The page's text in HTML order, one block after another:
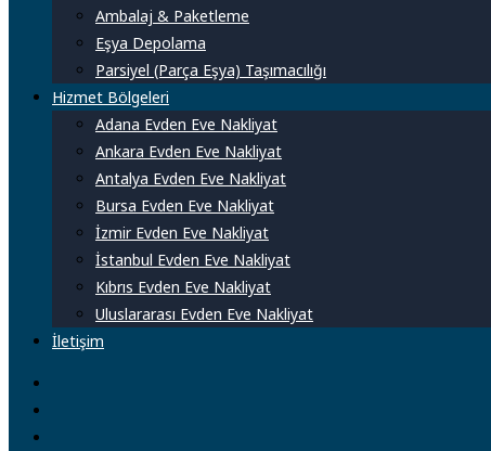
Ambalaj & Paketleme
Eşya Depolama
Parsiyel (Parça Eşya) Taşımacılığı
Hizmet Bölgeleri
Adana Evden Eve Nakliyat
Ankara Evden Eve Nakliyat
Antalya Evden Eve Nakliyat
Bursa Evden Eve Nakliyat
İzmir Evden Eve Nakliyat
İstanbul Evden Eve Nakliyat
Kıbrıs Evden Eve Nakliyat
Uluslararası Evden Eve Nakliyat
İletişim